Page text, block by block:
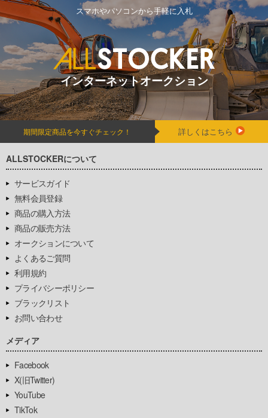
スマホやパソコンから手軽に入札
インターネットオークション
期間限定商品を今すぐチェック！ 詳しくはこちら
ALLSTOCKERについて
サービスガイド
無料会員登録
商品の購入方法
商品の販売方法
オークションについて
よくあるご質問
利用規約
プライバシーポリシー
ブラックリスト
お問い合わせ
メディア
Facebook
X(旧Twitter)
YouTube
TikTok